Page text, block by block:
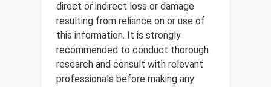
direct or indirect loss or damage
resulting from reliance on or use of
this information. It is strongly
recommended to conduct thorough
research and consult with relevant
professionals before making any